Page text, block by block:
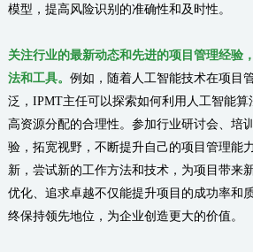
模型，提高风险识别的准确性和及时性。
关注行业的最新动态和先进的项目管理经验
法和工具。 例如，随着人工智能技术在项目
泛，IPMT主任可以探索如何利用人工智能
高资源分配的合理性。参加行业研讨会、培
验，拓宽视野，不断提升自己的项目管理能
新，尝试新的工作方法和技术，为项目带来
优化、追求卓越不仅能提升项目的成功率和
终保持领先地位，为企业创造更大的价值。